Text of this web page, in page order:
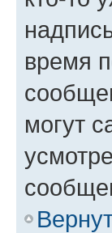
время
могут